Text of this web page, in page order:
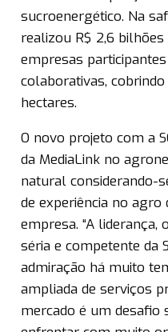
sucroenergético. Na
realizou R$ 2,6
empresas
colaborativas, cobrindo
hectares.
O novo projeto com a
da MediaLink no
natural considerando-
de experiência no
empresa. “A
séria e competente da
admiração há muito
ampliada de serviços
mercado é um desafio